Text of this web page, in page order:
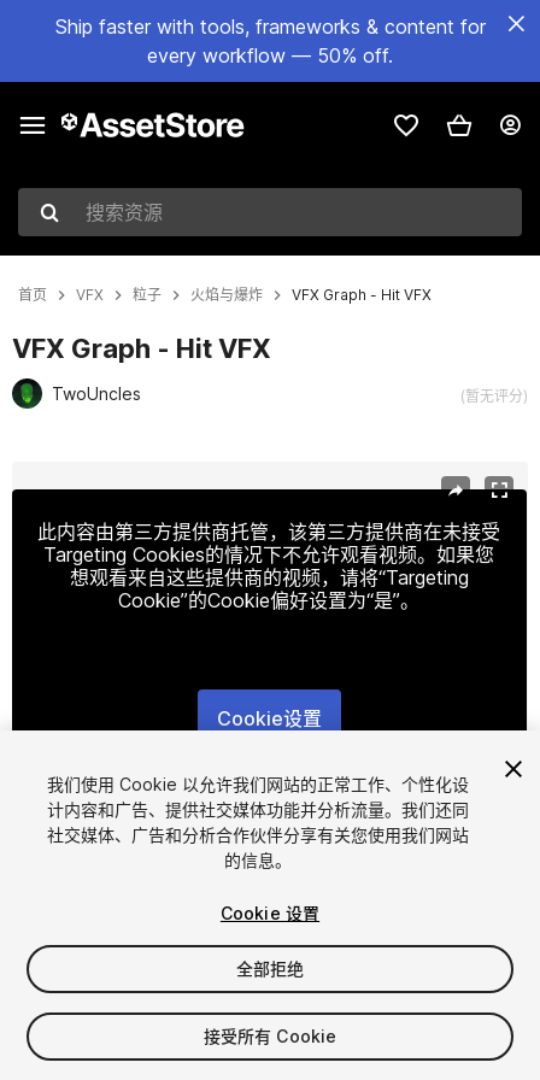
Ship faster with tools, frameworks & content for
every workflow — 50% off.
搜索资源
首页 VFX 粒子 火焰与爆炸 VFX Graph - Hit VFX
VFX Graph - Hit VFX
TwoUncles (暂无评分)
此内容由第三方提供商托管，该第三方提供商在未接受
Targeting Cookies的情况下不允许观看视频。如果您
想观看来自这些提供商的视频，请将“Targeting
Cookie”的Cookie偏好设置为“是”。
Cookie设置
1/10
$15
增值税将在结算时计算
我们使用 Cookie 以允许我们网站的正常工作、个性化设
计内容和广告、提供社交媒体功能并分析流量。我们还同
社交媒体、广告和分析合作伙伴分享有关您使用我们网站
的信息。
Cookie 设置
全部拒绝
接受所有 Cookie